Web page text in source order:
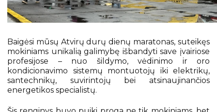
Ugdymas
Pasiekimai
Pažymėjimai
Atostogos
Baigėsi mūsų Atvirų durų dienų maratonas, suteikęs
mokiniams unikalią galimybę išbandyti save įvairiose
profesijose – nuo šildymo, vėdinimo ir oro
kondicionavimo sistemų montuotojų iki elektrikų,
santechnikų, suvirintojų bei atsinaujinančios
energetikos specialistų.